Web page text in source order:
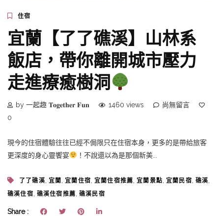
住宿
宜蘭【了了礁溪】山林系
飯店，帶你離開城市壓力
走進療癒樹洞
by 一起趣 𝐓𝐨𝐠𝐞𝐭𝐡𝐞𝐫 𝐅𝐮𝐧 1460 views
尚無留言
0
現今的住宿體驗往往已經不侷限只在住宿本身，更多的是帶給旅客
更深度的身心靈饗宴
！不說還以為是那個新美...
了了礁溪 宜蘭 宜蘭住宿 宜蘭住宿推薦 宜蘭景點 宜蘭民宿 礁溪
礁溪住宿 礁溪住宿推薦 ,礁溪民宿
Share :